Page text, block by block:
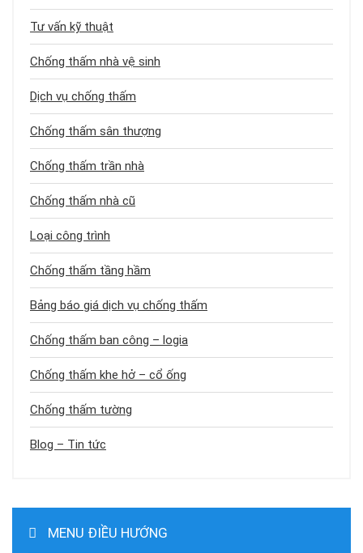
Tư vấn kỹ thuật
Chống thấm nhà vệ sinh
Dịch vụ chống thấm
Chống thấm sân thượng
Chống thấm trần nhà
Chống thấm nhà cũ
Loại công trình
Chống thấm tầng hầm
Bảng báo giá dịch vụ chống thấm
Chống thấm ban công – logia
Chống thấm khe hở – cổ ống
Chống thấm tường
Blog – Tin tức
MENU ĐIỀU HƯỚNG